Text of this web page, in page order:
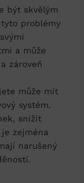
být skvělým
problémy
a může
zároveň
může mít
systém.
snížit
zejména
narušený